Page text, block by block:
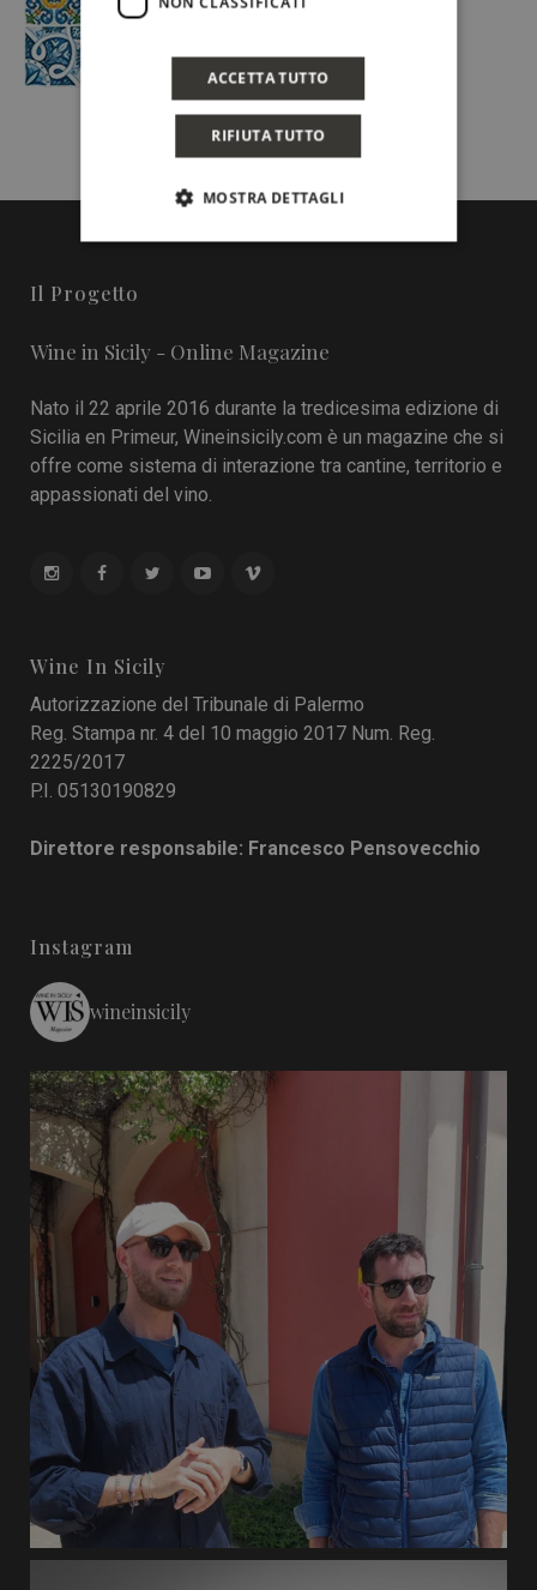
Il Progetto
Wine in Sicily - Online Magazine
Nato il 22 aprile 2016 durante la tredicesima edizione di
Sicilia en Primeur, Wineinsicily.com è un magazine che si
offre come sistema di interazione tra cantine, territorio e
appassionati del vino.
Wine In Sicily
Autorizzazione del Tribunale di Palermo
Reg. Stampa nr. 4 del 10 maggio 2017 Num. Reg.
2225/2017
P.I. 05130190829
Direttore responsabile: Francesco Pensovecchio
Instagram
wineinsicily
ACCETTA TUTTO
RIFIUTA TUTTO
MOSTRA DETTAGLI